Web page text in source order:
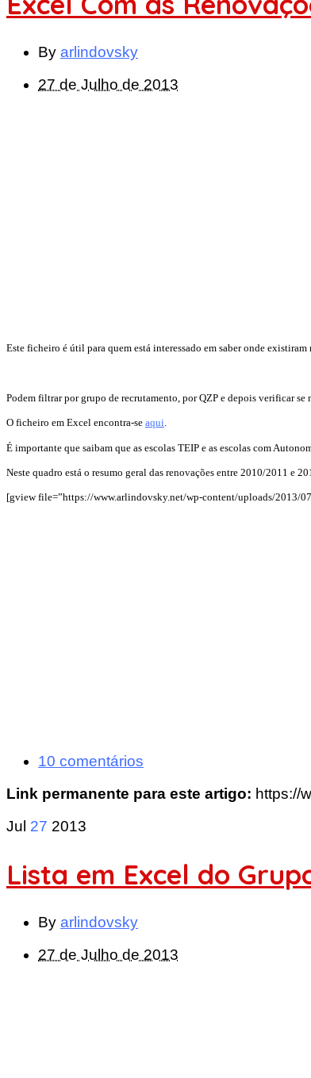
By arlindovsky
27 de Julho de 2013
Este ficheiro é útil para quem está interessado em saber onde
Podem filtrar por grupo de recrutamento, por QZP e depois verificar
O ficheiro em Excel encontra-se aqui.
É importante que saibam que as escolas TEIP e as escolas com
Neste quadro está o resumo geral das renovações entre 2010/2011 e
[gview file=”https://www.arlindovsky.net/wp-content/uploads/2013/
10 comentários
Link permanente para este artigo: https://
Jul 27 2013
Lista em Excel do
By arlindovsky
27 de Julho de 2013